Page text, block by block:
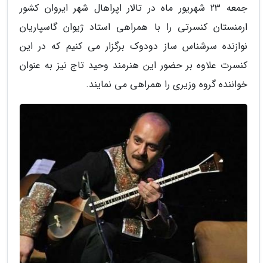
جمعه 23 شهریور ماه در تالار اپراهال شهر ایروان کشور
ارمنستان کنسرتی را با همراهی استاد ژیوان گاسپاریان
نوازنده سرشناس ساز دودوک برگزار می کنیم که در این
کنسرت علاوه بر حضور این هنرمند وحید تاج نیز به عنوان
خواننده گروه وزیری را همراهی می نمایند.